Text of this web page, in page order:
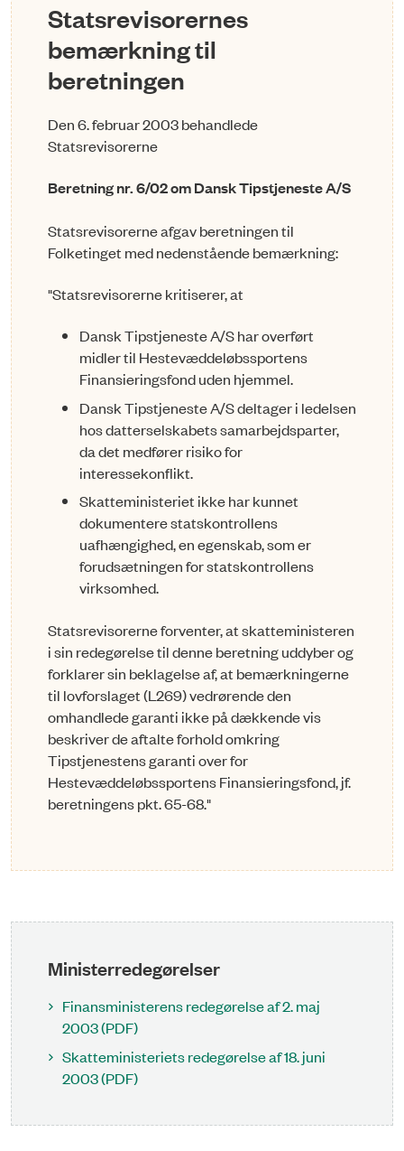
Statsrevisorernes
bemærkning til
beretningen
Den 6. februar 2003 behandlede
Statsrevisorerne
Beretning nr. 6/02 om Dansk Tipstjeneste A/S
Statsrevisorerne afgav beretningen til
Folketinget med nedenstående bemærkning:
"Statsrevisorerne kritiserer, at
Dansk Tipstjeneste A/S har overført
midler til Hestevæddeløbssportens
Finansieringsfond uden hjemmel.
Dansk Tipstjeneste A/S deltager i ledelsen
hos datterselskabets samarbejdsparter,
da det medfører risiko for
interessekonflikt.
Skatteministeriet ikke har kunnet
dokumentere statskontrollens
uafhængighed, en egenskab, som er
forudsætningen for statskontrollens
virksomhed.
Statsrevisorerne forventer, at skatteministeren
i sin redegørelse til denne beretning uddyber og
forklarer sin beklagelse af, at bemærkningerne
til lovforslaget (L269) vedrørende den
omhandlede garanti ikke på dækkende vis
beskriver de aftalte forhold omkring
Tipstjenestens garanti over for
Hestevæddeløbssportens Finansieringsfond, jf.
beretningens pkt. 65-68."
Ministerredegørelser
Finansministerens redegørelse af 2. maj
2003 (PDF)
Skatteministeriets redegørelse af 18. juni
2003 (PDF)